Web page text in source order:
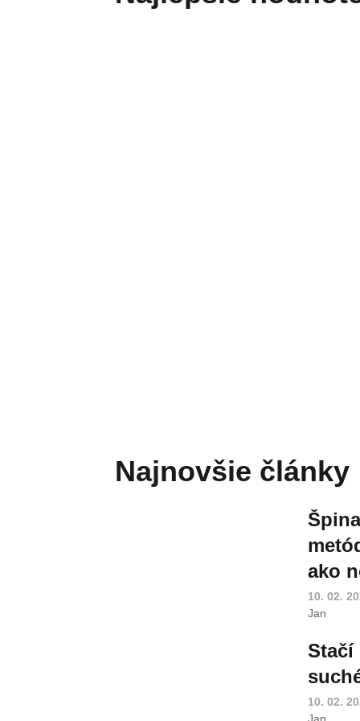
Najnovšie články
ako
10. 02.
Jan
Stačí
10. 02.